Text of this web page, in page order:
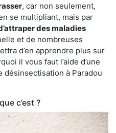
, car non seulement,
se multipliant, mais par
des maladies
et de nombreuses
d’en apprendre plus sur
il vous faut l’aide d’une
à Paradou
c’est ?